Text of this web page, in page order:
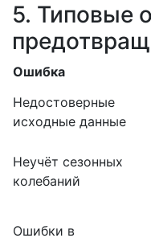
5. Типовые
Ошибка
Недостоверные
исходные данные
Неучёт сезонных
колебаний
Ошибки в